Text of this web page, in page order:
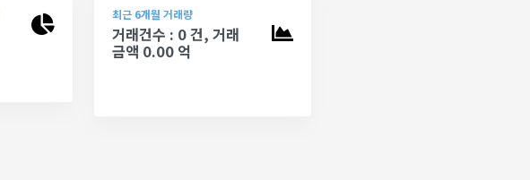
최근 6개월 거래량
거래건수 : 0 건, 거래
금액 0.00 억